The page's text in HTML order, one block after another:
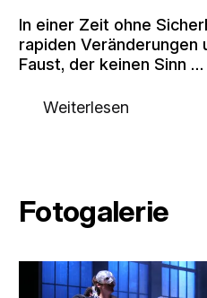
In einer Zeit ohne
rapiden Veränderungen
Faust, der keinen Sinn …
Weiterlesen
Fotogalerie